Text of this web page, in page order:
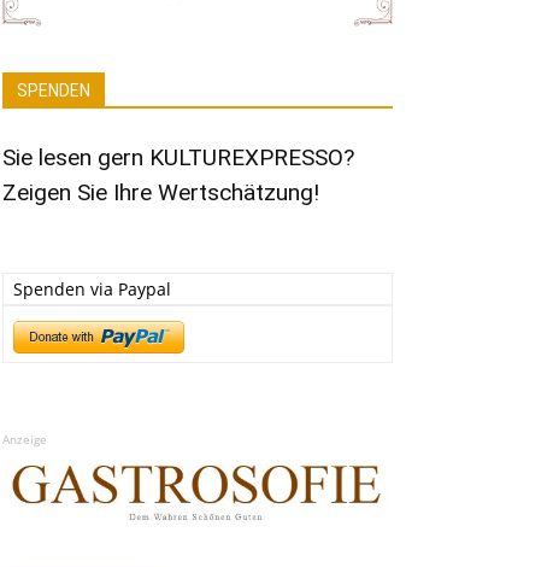
SPENDEN
Sie lesen gern KULTUREXPRESSO?
Zeigen Sie Ihre Wertschätzung!
Spenden via Paypal
Anzeige